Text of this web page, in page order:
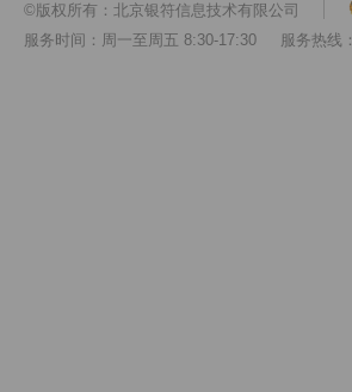
©版权所有：北京银符信息技术有限公司
服务时间：周一至周五 8:30-17:30 服务热线：